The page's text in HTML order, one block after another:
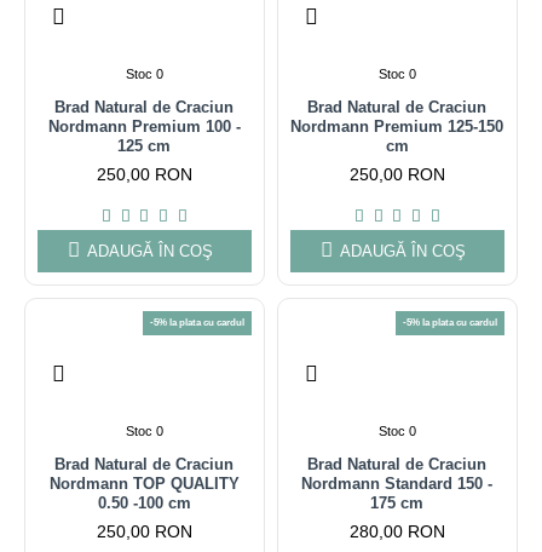
Stoc 0
Brad Natural de Craciun
Nordmann Premium 100 -
125 cm
250,00 RON
ADAUGĂ ÎN COŞ
Stoc 0
Brad Natural de Craciun
Nordmann Premium 125-150
cm
250,00 RON
ADAUGĂ ÎN COŞ
-5% la plata cu cardul
Stoc 0
Brad Natural de Craciun
Nordmann TOP QUALITY
0.50 -100 cm
250,00 RON
-5% la plata cu cardul
Stoc 0
Brad Natural de Craciun
Nordmann Standard 150 -
175 cm
280,00 RON